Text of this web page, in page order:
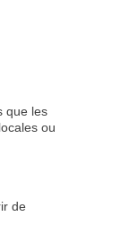
que les
ou
de